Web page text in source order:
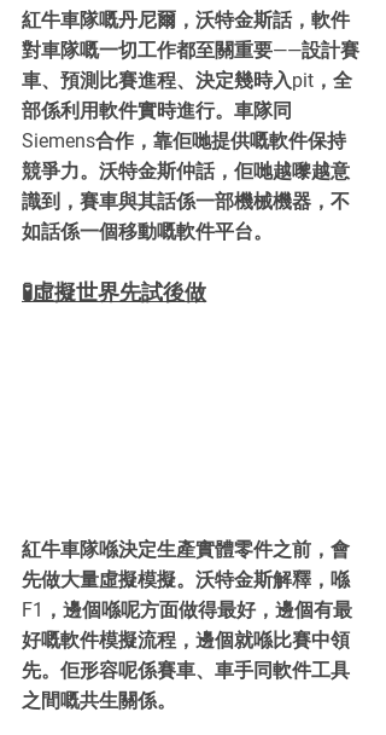
紅牛車隊嘅丹尼爾，沃特金斯話，軟件
對車隊嘅一切工作都至關重要——設計賽
車、預測比賽進程、決定幾時入pit，全
部係利用軟件實時進行。車隊同
Siemens合作，靠佢哋提供嘅軟件保持
競爭力。沃特金斯仲話，佢哋越嚟越意
識到，賽車與其話係一部機械機器，不
如話係一個移動嘅軟件平台。
🧪虛擬世界先試後做
紅牛車隊喺決定生產實體零件之前，會
先做大量虛擬模擬。沃特金斯解釋，喺
F1，邊個喺呢方面做得最好，邊個有最
好嘅軟件模擬流程，邊個就喺比賽中領
先。佢形容呢係賽車、車手同軟件工具
之間嘅共生關係。